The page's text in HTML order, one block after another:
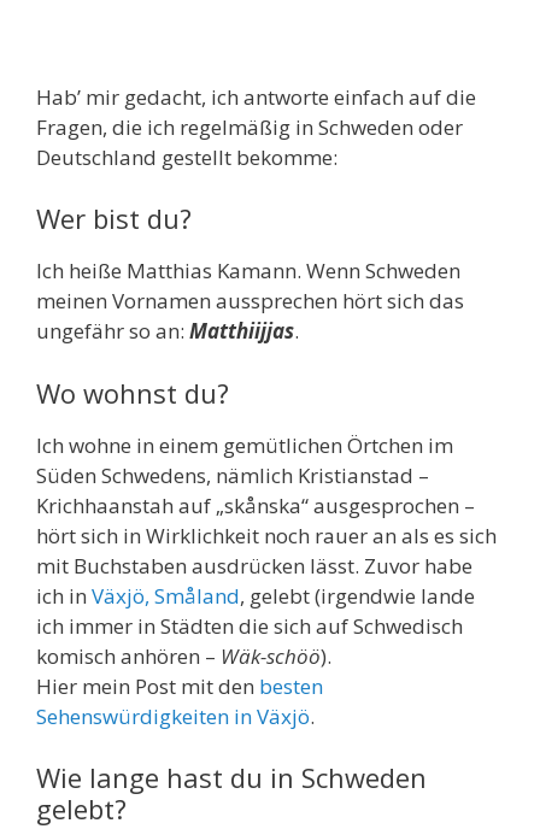
Hab’ mir gedacht, ich antworte einfach auf die
Fragen, die ich regelmäßig in Schweden oder
Deutschland gestellt bekomme:
Wer bist du?
Ich heiße Matthias Kamann. Wenn Schweden
meinen Vornamen aussprechen hört sich das
ungefähr so an: Matthiijjas.
Wo wohnst du?
Ich wohne in einem gemütlichen Örtchen im
Süden Schwedens, nämlich Kristianstad –
Krichhaanstah auf „skånska“ ausgesprochen –
hört sich in Wirklichkeit noch rauer an als es sich
mit Buchstaben ausdrücken lässt. Zuvor habe
ich in Växjö, Småland, gelebt (irgendwie lande
ich immer in Städten die sich auf Schwedisch
komisch anhören – Wäk-schöö).
Hier mein Post mit den besten
Sehenswürdigkeiten in Växjö.
Wie lange hast du in Schweden
gelebt?